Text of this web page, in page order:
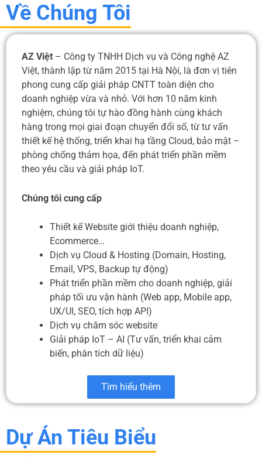
Về Chúng Tôi
AZ Việt – Công ty TNHH Dịch vụ và Công nghệ AZ
Việt, thành lập từ năm 2015 tại Hà Nội, là đơn vị tiên
phong cung cấp giải pháp CNTT toàn diện cho
doanh nghiệp vừa và nhỏ. Với hơn 10 năm kinh
nghiệm, chúng tôi tự hào đồng hành cùng khách
hàng trong mọi giai đoạn chuyển đổi số, từ tư vấn
thiết kế hệ thống, triển khai hạ tầng Cloud, bảo mật –
phòng chống thảm họa, đến phát triển phần mềm
theo yêu cầu và giải pháp IoT.
Chúng tôi cung cấp
Thiết kế Website giới thiệu doanh nghiệp,
Ecommerce…
Dịch vụ Cloud & Hosting (Domain, Hosting,
Email, VPS, Backup tự động)
Phát triển phần mềm cho doanh nghiệp, giải
pháp tối ưu vận hành (Web app, Mobile app,
UX/UI, SEO, tích hợp API)
Dịch vụ chăm sóc website
Giải pháp IoT – AI (Tư vấn, triển khai cảm
biến, phân tích dữ liệu)
Tìm hiểu thêm
Dự Án Tiêu Biểu